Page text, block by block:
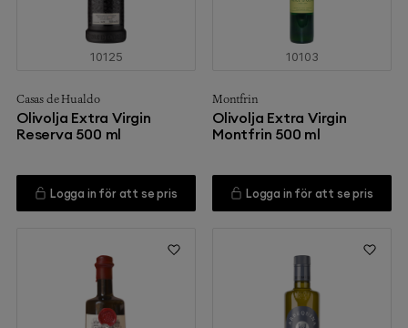
10125
Casas de Hualdo
Olivolja Extra Virgin
Reserva 500 ml
Logga in för att se pris
10103
Montfrin
Olivolja Extra Virgin
Montfrin 500 ml
Logga in för att se pris